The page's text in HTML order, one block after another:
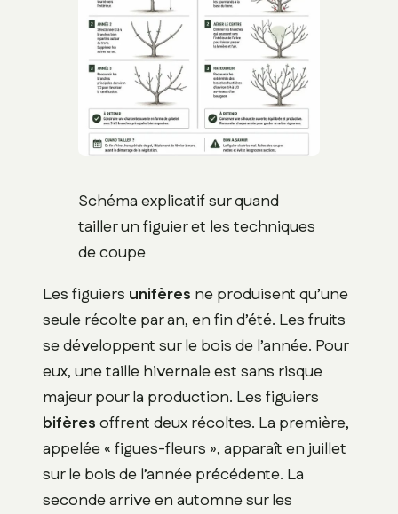
Schéma explicatif sur quand
tailler un figuier et les techniques
de coupe
Les figuiers unifères ne produisent qu’une
seule récolte par an, en fin d’été. Les fruits
se développent sur le bois de l’année. Pour
eux, une taille hivernale est sans risque
majeur pour la production. Les figuiers
bifèresoffrent deux récoltes. La première,
appelée « figues-fleurs », apparaît en juillet
sur le bois de l’année précédente. La
seconde arrive en automne sur les